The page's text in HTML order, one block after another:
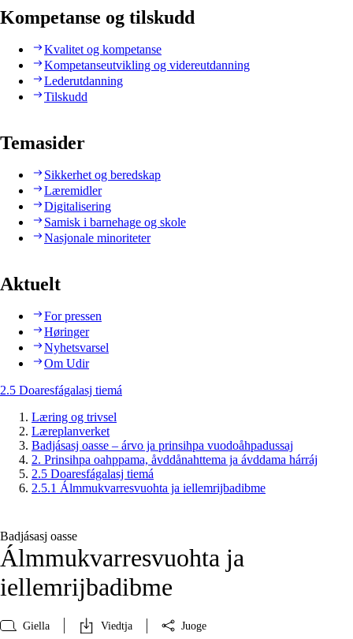
Kompetanse og tilskudd
Kvalitet og kompetanse
Kompetanseutvikling og videreutdanning
Lederutdanning
Tilskudd
Temasider
Sikkerhet og beredskap
Læremidler
Digitalisering
Samisk i barnehage og skole
Nasjonale minoriteter
Aktuelt
For pressen
Høringer
Nyhetsvarsel
Om Udir
2.5 Doaresfágalasj tiemá
Læring og trivsel
Læreplanverket
Badjásasj oasse – árvo ja prinsihpa vuodoåhpadussaj
2. Prinsihpa oahppama, åvddånahttema ja ávddama hárráj
2.5 Doaresfágalasj tiemá
2.5.1 Álmmukvarresvuohta ja iellemrijbadibme
Badjásasj oasse
Álmmukvarresvuohta ja
iellemrijbadibme
Giella Viedtja Juoge